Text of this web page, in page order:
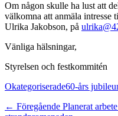
Om någon skulle ha lust att
välkomna att anmäla intresse
Ulrika Jakobson, på
Vänliga hälsningar,
Styrelsen och festkommitén
Kategorier
OkategoriseradeTaggar
60-års
Inläggsnavigering
← Föregående Föregående
Planerat